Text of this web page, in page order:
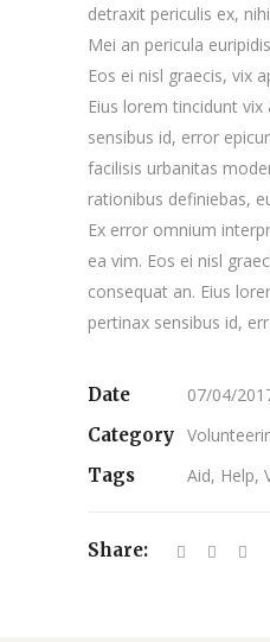
detraxit periculis ex,
Mei an pericula
Eos ei nisl graecis, vix
Eius lorem tincidunt
sensibus id, error
facilisis urbanitas
rationibus definiebas,
Ex error omnium
ea vim. Eos ei nisl
consequat an. Eius
pertinax sensibus id,
Date
07/04/
Category
Tags
Aid, Help,
Share: